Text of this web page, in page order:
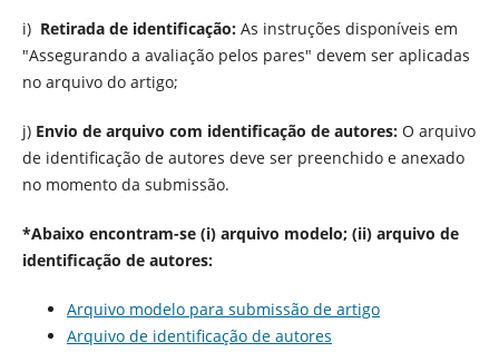
i) Retirada de identificação: As instruções disponíveis em
"Assegurando a avaliação pelos pares" devem ser aplicadas
no arquivo do artigo;
j) Envio de arquivo com identificação de autores: O arquivo
de identificação de autores deve ser preenchido e anexado
no momento da submissão.
*Abaixo encontram-se (i) arquivo modelo; (ii) arquivo de
identificação de autores:
Arquivo modelo para submissão de artigo
Arquivo de identificação de autores